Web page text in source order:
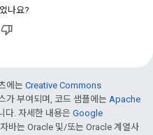
나요?
에는 Creative Commons
가 부여되며, 코드 샘플에는 Apache
다. 자세한 내용은 Google
바는 Oracle 및/또는 Oracle 계열사